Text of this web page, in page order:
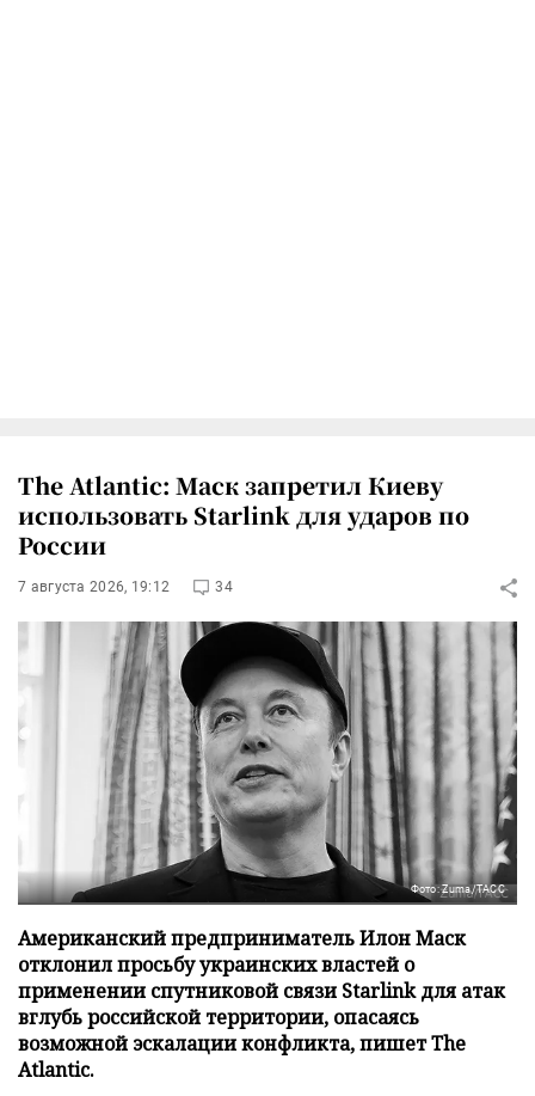
The Atlantic: Маск запретил Киеву
использовать Starlink для ударов по
России
7 августа 2026, 19:12 34
Фото: Zuma/ТАСС
Американский предприниматель Илон Маск
отклонил просьбу украинских властей о
применении спутниковой связи Starlink для атак
вглубь российской территории, опасаясь
возможной эскалации конфликта, пишет The
Atlantic.